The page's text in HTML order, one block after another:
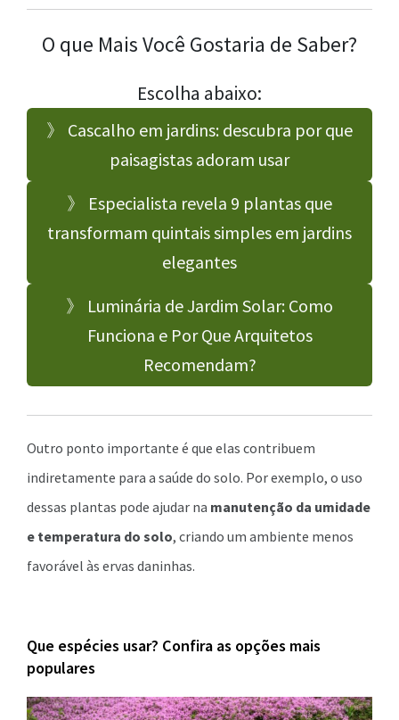
O que Mais Você Gostaria de Saber?
Escolha abaixo:
》 Cascalho em jardins: descubra por que
paisagistas adoram usar
》 Especialista revela 9 plantas que
transformam quintais simples em jardins
elegantes
》 Luminária de Jardim Solar: Como
Funciona e Por Que Arquitetos
Recomendam?
Outro ponto importante é que elas contribuem
indiretamente para a saúde do solo. Por exemplo, o uso
dessas plantas pode ajudar na manutenção da umidade
e temperatura do solo, criando um ambiente menos
favorável às ervas daninhas.
Que espécies usar? Confira as opções mais
populares